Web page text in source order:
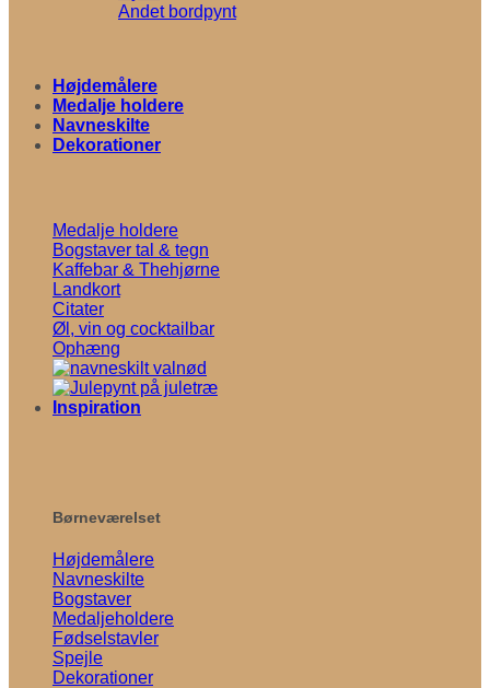
Andet bordpynt
Højdemålere
Medalje holdere
Navneskilte
Dekorationer
Medalje holdere
Bogstaver tal & tegn
Kaffebar & Thehjørne
Landkort
Citater
Øl, vin og cocktailbar
Ophæng
Inspiration
Børneværelset
Højdemålere
Navneskilte
Bogstaver
Medaljeholdere
Fødselstavler
Spejle
Dekorationer